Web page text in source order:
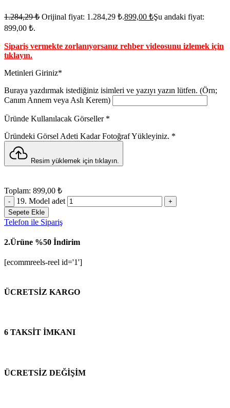
1.284,29₺ Orijinal fiyat: 1.284,29 ₺.899,00 ₺Şu andaki fiyat:
899,00 ₺.
Sipariş vermekte zorlanıyorsanız rehber videosunu izlemek için
tıklayın.
Metinleri Giriniz*
Buraya yazdırmak istediğiniz isimleri ve yazıyı yazın lütfen. (Örn;
Canım Annem veya Aslı Kerem)
Üründe Kullanılacak Görseller *
Üründeki Görsel Adeti Kadar Fotoğraf Yükleyiniz. *
Resim yüklemek için tıklayın.
Toplam: 899,00 ₺
19. Model adet
Sepete Ekle
Telefon ile Sipariş
2.Ürüne %50 İndirim
[ecommreels-reel id='1']
ÜCRETSİZ KARGO
6 TAKSİT İMKANI
ÜCRETSİZ DEĞİŞİM